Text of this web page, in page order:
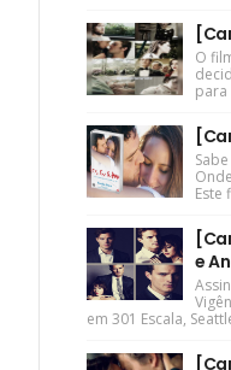
O
para
Este
e
em 301 Escala,